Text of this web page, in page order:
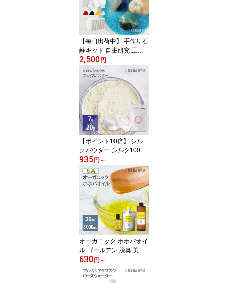
【毎日出荷中】 手作り石
鹸キット 自由研究 工作
キット 宝石石けん 宝石
石鹸 夏休み 小学生工作
キット [ グリセリンソー
プ キット 工作 小学生 手
作り グリセリンクリアソ
ープ 石鹸 透明石けん ]
2,500 円
【ポイント10倍】 シル
クパウダー シルク100%
フェイスパウダー ルース
パウダー プレストパウダ
ー 7g 20g 詰め替え用 /
パフ付きケース [ ナイト
パウダー ファンデーショ
ン 余分な皮脂を抑える
化粧崩れ防止 Silk Powde
r 日差しガード ]
935 円 ～
オーガニック ホホバオイ
ル ゴールデン 脱臭 美容
天然100% 無添加 キャリ
アオイル スキンケア マ
ッサージ ヘア 20mL 100
630 円 ～